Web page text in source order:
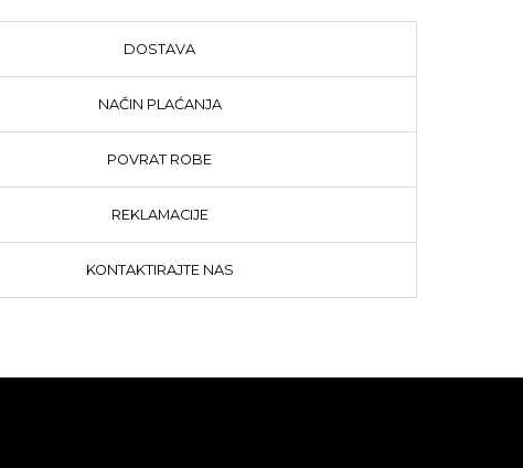
DOSTAVA
NAČIN PLAĆANJA
POVRAT ROBE
REKLAMACIJE
KONTAKTIRAJTE NAS